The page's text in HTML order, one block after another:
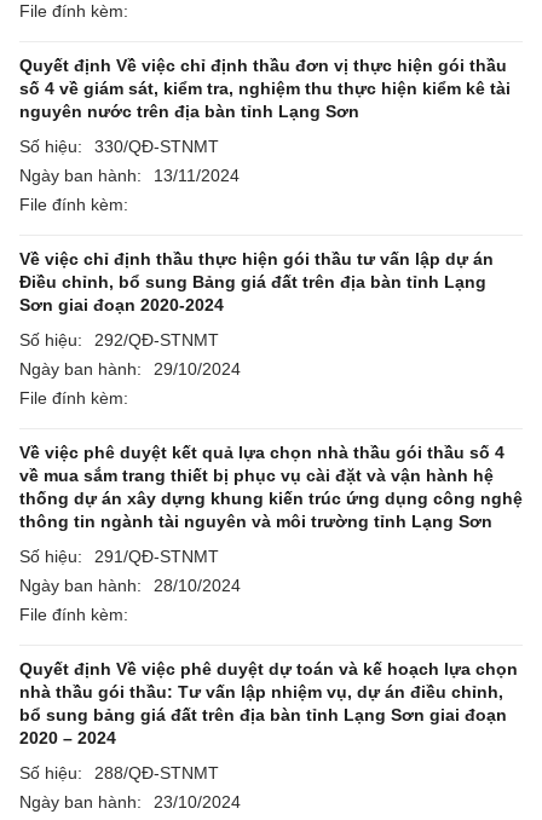
File đính kèm:
Quyết định Về việc chỉ định thầu đơn vị thực hiện gói thầu
số 4 về giám sát, kiểm tra, nghiệm thu thực hiện kiểm kê tài
nguyên nước trên địa bàn tỉnh Lạng Sơn
Số hiệu:
330/QĐ-STNMT
Ngày ban hành:
13/11/2024
File đính kèm:
Về việc chỉ định thầu thực hiện gói thầu tư vấn lập dự án
Điều chỉnh, bổ sung Bảng giá đất trên địa bàn tỉnh Lạng
Sơn giai đoạn 2020-2024
Số hiệu:
292/QĐ-STNMT
Ngày ban hành:
29/10/2024
File đính kèm:
Về việc phê duyệt kết quả lựa chọn nhà thầu gói thầu số 4
về mua sắm trang thiết bị phục vụ cài đặt và vận hành hệ
thống dự án xây dựng khung kiến trúc ứng dụng công nghệ
thông tin ngành tài nguyên và môi trường tỉnh Lạng Sơn
Số hiệu:
291/QĐ-STNMT
Ngày ban hành:
28/10/2024
File đính kèm:
Quyết định Về việc phê duyệt dự toán và kế hoạch lựa chọn
nhà thầu gói thầu: Tư vấn lập nhiệm vụ, dự án điều chỉnh,
bổ sung bảng giá đất trên địa bàn tỉnh Lạng Sơn giai đoạn
2020 – 2024
Số hiệu:
288/QĐ-STNMT
Ngày ban hành:
23/10/2024